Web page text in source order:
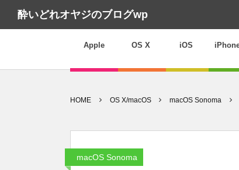
酔いどれオヤジのブログwp
Apple OS X iOS
HOME OS X/macOS macOS Sonoma
macOS Sonoma